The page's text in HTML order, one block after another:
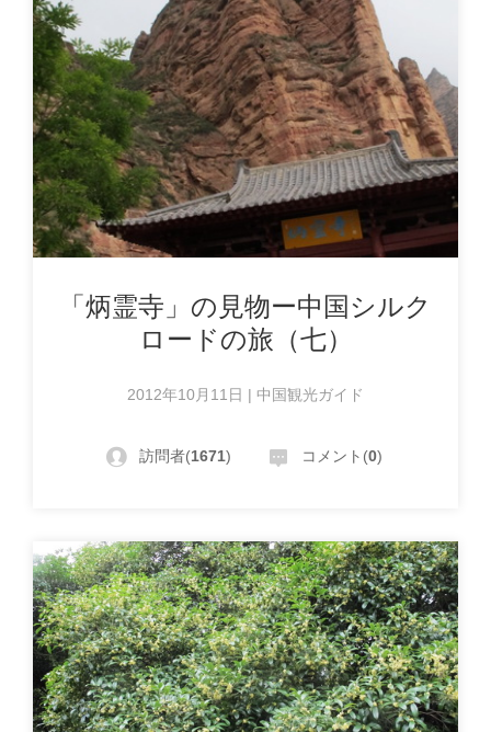
「炳霊寺」の見物ー中国シルク
ロードの旅（七）
2012年10月11日 | 中国観光ガイド
訪問者(1671) コメント(0)